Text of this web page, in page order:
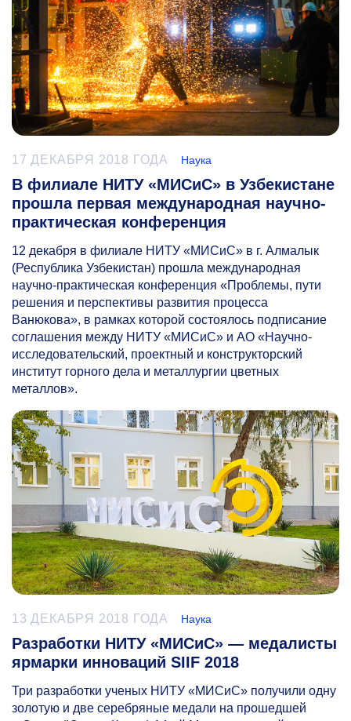
17 ДЕКАБРЯ 2018 ГОДА Наука
В филиале НИТУ «МИСиС» в Узбекистане
прошла первая международная научно-
практическая конференция
12 декабря в филиале НИТУ «МИСиС» в г. Алмалык
(Республика Узбекистан) прошла международная
научно-практическая конференция «Проблемы, пути
решения и перспективы развития процесса
Ванюкова», в рамках которой состоялось подписание
соглашения между НИТУ «МИСиС» и АО «Научно-
исследовательский, проектный и конструкторский
институт горного дела и металлургии цветных
металлов».
13 ДЕКАБРЯ 2018 ГОДА Наука
Разработки НИТУ «МИСиС» — медалисты
ярмарки инноваций SIIF 2018
Три разработки ученых НИТУ «МИСиС» получили одну
золотую и две серебряные медали на прошедшей